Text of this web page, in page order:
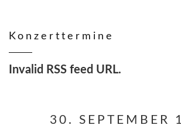
Konzerttermine
Invalid RSS feed URL.
30. SEPTEMBER